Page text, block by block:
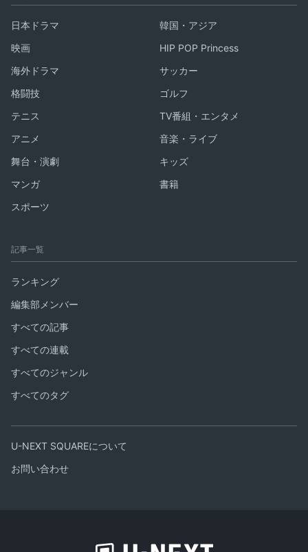
日本ドラマ
韓国・アジア
映画
HIP POP Princess
海外ドラマ
サッカー
格闘技
ゴルフ
テニス
TV番組・エンタメ
アニメ
音楽・ライブ
舞台・演劇
キッズ
マンガ
書籍
スポーツ
記事一覧
ランキング
編集部メンバー
すべての記事
すべての連載
すべてのジャンル
すべてのタグ
U-NEXT SQUAREについて
お問い合わせ